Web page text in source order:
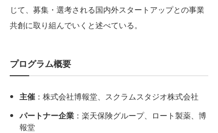
じて、募集・選考される国内外スタートアップとの事業
共創に取り組んでいくと述べている。
プログラム概要
主催 ：株式会社博報堂、スクラムスタジオ株式会社
パートナー企業 ：楽天保険グループ、ロート製薬、博
報堂